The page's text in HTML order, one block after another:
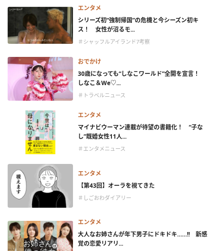
エンタメ
シリーズ初“強制帰国”の危機と今シーズン初キ
ス！ 女性が沼るモ...
＃シャッフルアイランド7考察
おでかけ
30歳になっても“しなこワールド”全開を宣言！
しなこ＆We♡...
＃トラベルニュース
エンタメ
マイナビウーマン連載が待望の書籍化！ “子な
し”既婚女性11人...
＃エンタメニュース
エンタメ
【第43回】オーラを視てきた
＃しごおわダイアリー
エンタメ
大人なお姉さんが年下男子にドキドキ……!! 新感
覚の恋愛リアリ...